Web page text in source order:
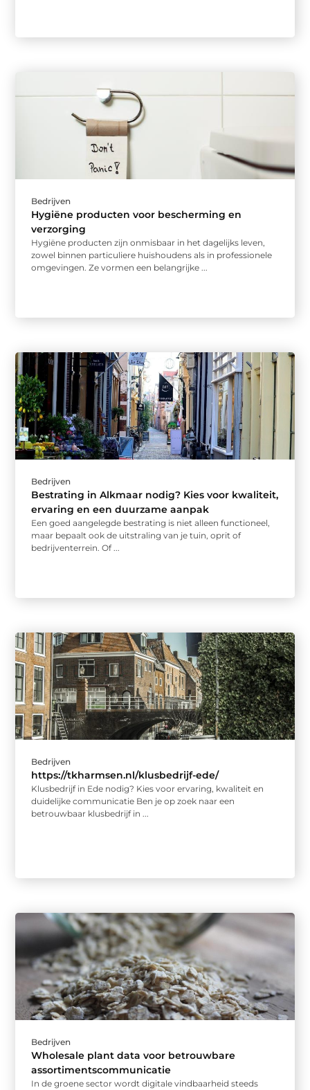
Bedrijven
Hygiëne producten voor bescherming en
verzorging
Hygiëne producten zijn onmisbaar in het dagelijks leven,
zowel binnen particuliere huishoudens als in professionele
omgevingen. Ze vormen een belangrijke ...
Bedrijven
Bestrating in Alkmaar nodig? Kies voor kwaliteit,
ervaring en een duurzame aanpak
Een goed aangelegde bestrating is niet alleen functioneel,
maar bepaalt ook de uitstraling van je tuin, oprit of
bedrijventerrein. Of ...
Bedrijven
https://tkharmsen.nl/klusbedrijf-ede/
Klusbedrijf in Ede nodig? Kies voor ervaring, kwaliteit en
duidelijke communicatie Ben je op zoek naar een
betrouwbaar klusbedrijf in ...
Bedrijven
Wholesale plant data voor betrouwbare
assortimentscommunicatie
In de groene sector wordt digitale vindbaarheid steeds